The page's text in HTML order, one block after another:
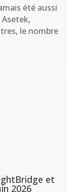
été aussi
le nombre
et
2026